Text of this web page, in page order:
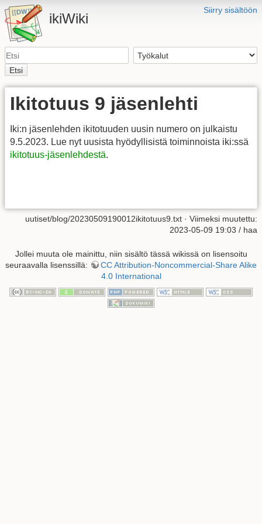
Siirry sisältöön
ikiWiki
Etsi
Ikitotuus 9 jäsenlehti
Iki:n jäsenlehden ikitotuuden uusin numero on julkaistu
9.5.2023. Lue nyt uusista hyödyllisistä toiminnoista iki:ssä
ikitotuus-jäsenlehdestä.
uutiset/blog/20230509190012ikitotuus9.txt · Viimeksi muutettu:
2023-05-09 19:03 / haa
Jollei muuta ole mainittu, niin sisältö tässä wikissä on lisensoitu
seuraavalla lisenssillä:
CC Attribution-Noncommercial-Share Alike
4.0 International